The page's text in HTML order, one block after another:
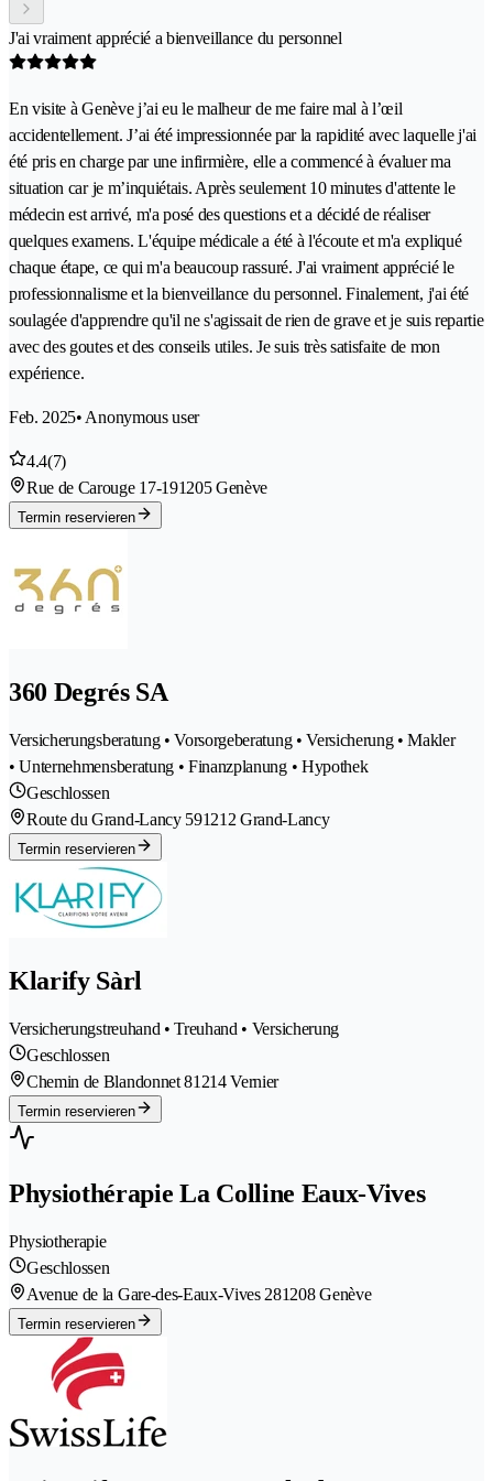
J'ai vraiment apprécié a bienveillance du personnel
En visite à Genève j’ai eu le malheur de me faire mal à l’œil
accidentellement. J’ai été impressionnée par la rapidité avec laquelle j'ai
été pris en charge par une infirmière, elle a commencé à évaluer ma
situation car je m’inquiétais. Après seulement 10 minutes d'attente le
médecin est arrivé, m'a posé des questions et a décidé de réaliser
quelques examens. L'équipe médicale a été à l'écoute et m'a expliqué
chaque étape, ce qui m'a beaucoup rassuré. J'ai vraiment apprécié le
professionnalisme et la bienveillance du personnel. Finalement, j'ai été
soulagée d'apprendre qu'il ne s'agissait de rien de grave et je suis repartie
avec des goutes et des conseils utiles. Je suis très satisfaite de mon
expérience.
Feb. 2025• Anonymous user
4.4(7)
Rue de Carouge 17-191205 Genève
Termin reservieren
360 Degrés SA
Versicherungsberatung • Vorsorgeberatung • Versicherung • Makler
• Unternehmensberatung • Finanzplanung • Hypothek
Geschlossen
Route du Grand-Lancy 591212 Grand-Lancy
Termin reservieren
Klarify Sàrl
Versicherungstreuhand • Treuhand • Versicherung
Geschlossen
Chemin de Blandonnet 81214 Vernier
Termin reservieren
Physiothérapie La Colline Eaux-Vives
Physiotherapie
Geschlossen
Avenue de la Gare-des-Eaux-Vives 281208 Genève
Termin reservieren